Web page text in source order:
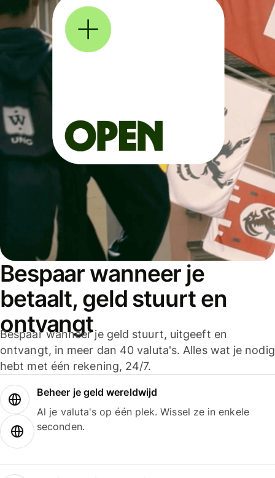
Bespaar wanneer je
betaalt, geld stuurt en
ontvangt
Bespaar wanneer je geld stuurt, uitgeeft en
ontvangt, in meer dan 40 valuta's. Alles wat je nodig
hebt met één rekening, 24/7.
Beheer je geld wereldwijd
Al je valuta's op één plek. Wissel ze in enkele
seconden.